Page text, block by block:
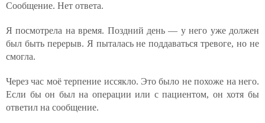
Сообщение. Нет ответа.
Я посмотрела на время. Поздний день — у него уже должен
был быть перерыв. Я пыталась не поддаваться тревоге, но не
смогла.
Через час моё терпение иссякло. Это было не похоже на него.
Если бы он был на операции или с пациентом, он хотя бы
ответил на сообщение.